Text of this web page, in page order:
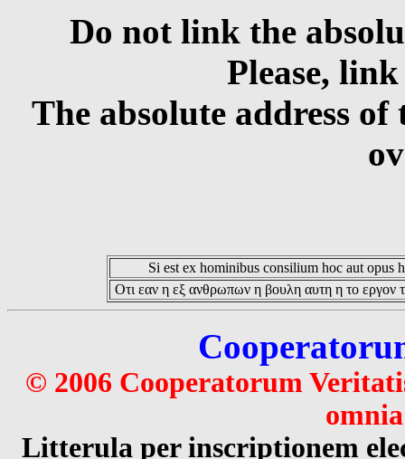
Do not link the
Please,
The absolute address
Si est ex hominibus consilium hoc aut opus
Οτι εαν η εξ ανθρωπων η βουλη αυτη η το εργον
© 2006 Cooperatorum
Litterula per inscriptionem